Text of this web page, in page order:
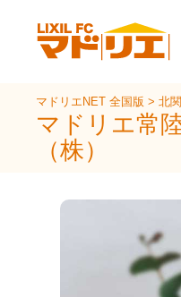
マドリエNET 全国版>北
マドリエ常
（株）